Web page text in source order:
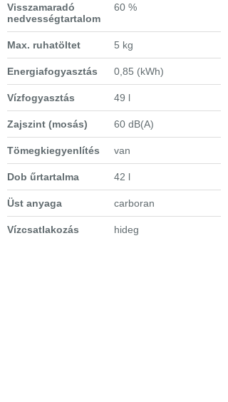
Visszamaradó
nedvességtartalom
60 %
Max. ruhatöltet 5 kg
Energiafogyasztás 0,85 (kWh)
Vízfogyasztás 49 l
Zajszint (mosás) 60 dB(A)
Tömegkiegyenlítés van
Dob űrtartalma 42 l
Üst anyaga carboran
Vízcsatlakozás hideg